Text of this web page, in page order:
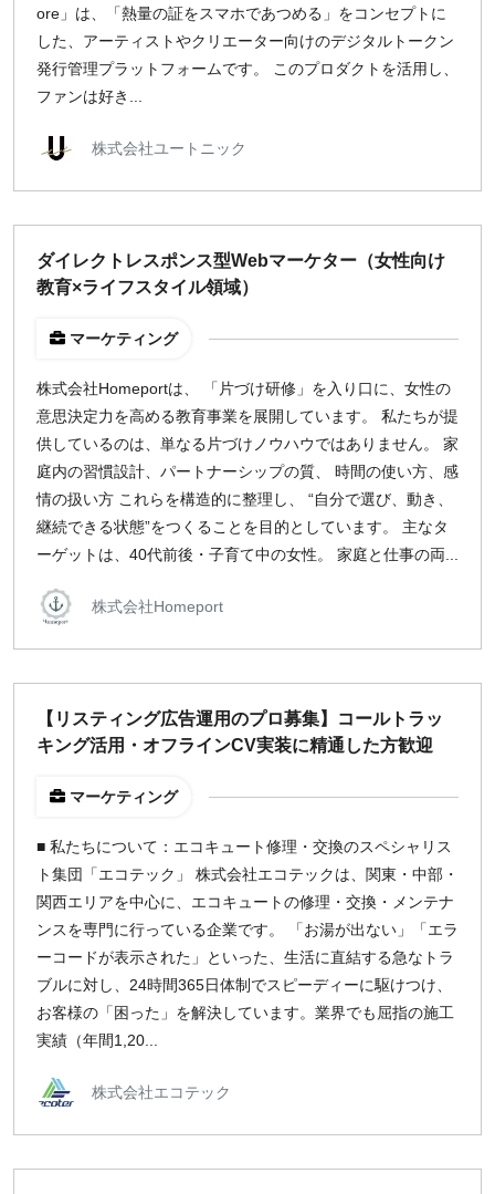
ore」は、「熱量の証をスマホであつめる」をコンセプトに
した、アーティストやクリエーター向けのデジタルトークン
発行管理プラットフォームです。 このプロダクトを活用し、
ファンは好き...
株式会社ユートニック
ダイレクトレスポンス型Webマーケター（女性向け
教育×ライフスタイル領域）
マーケティング
株式会社Homeportは、 「片づけ研修」を入り口に、女性の
意思決定力を高める教育事業を展開しています。 私たちが提
供しているのは、単なる片づけノウハウではありません。 家
庭内の習慣設計、パートナーシップの質、 時間の使い方、感
情の扱い方 これらを構造的に整理し、 “自分で選び、動き、
継続できる状態”をつくることを目的としています。 主なタ
ーゲットは、40代前後・子育て中の女性。 家庭と仕事の両...
株式会社Homeport
【リスティング広告運用のプロ募集】コールトラッ
キング活用・オフラインCV実装に精通した方歓迎
マーケティング
■ 私たちについて：エコキュート修理・交換のスペシャリス
ト集団「エコテック」 株式会社エコテックは、関東・中部・
関西エリアを中心に、エコキュートの修理・交換・メンテナ
ンスを専門に行っている企業です。 「お湯が出ない」「エラ
ーコードが表示された」といった、生活に直結する急なトラ
ブルに対し、24時間365日体制でスピーディーに駆けつけ、
お客様の「困った」を解決しています。業界でも屈指の施工
実績（年間1,20...
株式会社エコテック